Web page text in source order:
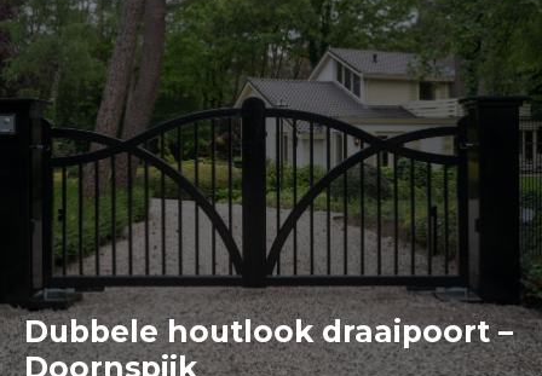
Dubbele houtlook draaipoort –
Doornspijk